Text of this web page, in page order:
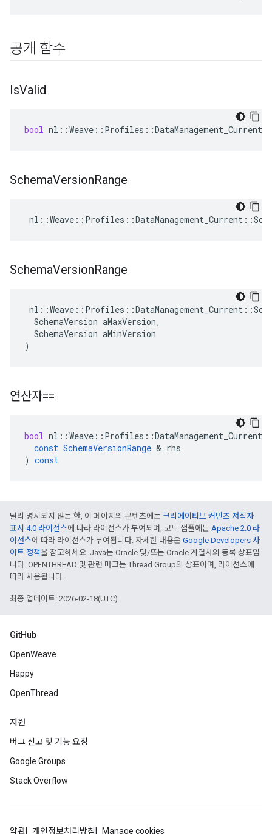
공개 함수
IsValid
bool nl ::Weave :: Profiles ::DataManagement_Current
SchemaVersionRange
SchemaVersionRange
  SchemaVersion aMaxVersion,
  SchemaVersion aMinVersion
)
연산자==
bool nl ::Weave :: Profiles ::DataManagement_Current
const SchemaVersionRange & rhs
) const
달리 명시되지 않는 한, 이 페이지의 콘텐츠에는 크리에이티브 커먼즈 저작자
표시 4.0 라이선스에 따라 라이선스가 부여되며, 코드 샘플에는 Apache 2.0 라
이선스에 따라 라이선스가 부여됩니다. 자세한 내용은 Google Developers 사
이트 정책을 참고하세요. Java는 Oracle 및/또는 Oracle 계열사의 등록 상표입
니다. OPENTHREAD 및 관련 마크는 Thread Group의 상표이며, 라이선스에
따라 사용됩니다.
최종 업데이트: 2026-02-18(UTC)
GitHub
OpenWeave
Happy
OpenThread
지원
버그 신고 및 기능 요청
Google Groups
Stack Overflow
약관 개인정보처리방침 Manage cookies